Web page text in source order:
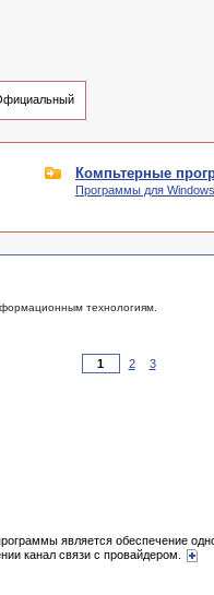
Компьтерные
Программы для Windows
технологиям.
2 3
является обеспечение
канал связи с провайдером.